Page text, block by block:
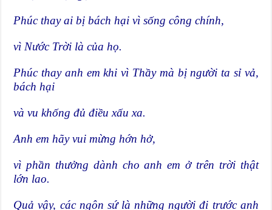
Phúc thay ai bị bách hại vì sống công chính,
vì Nước Trời là của họ.
Phúc thay anh em khi vì Thầy mà bị người ta sỉ vả,
bách hại
và vu khống đủ điều xấu xa.
Anh em hãy vui mừng hớn hở,
vì phần thưởng dành cho anh em ở trên trời thật
lớn lao.
Quả vậy, các ngôn sứ là những người đi trước anh